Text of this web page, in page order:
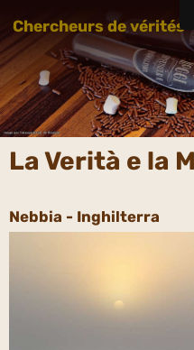
Chercheurs de vérités
La Verità e la
Nebbia - Inghilterra